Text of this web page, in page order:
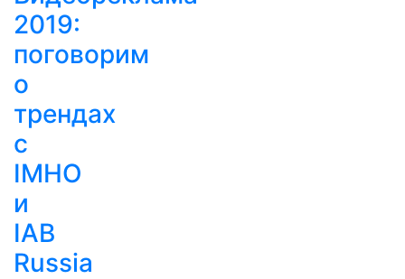
2019:
поговорим
о
трендах
с
IMHO
и
IAB
Russia